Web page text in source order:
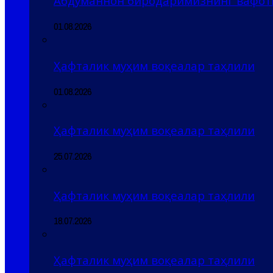
01.08.2026
Ҳафталик муҳим воқеалар таҳлили
01.08.2026
Ҳафталик муҳим воқеалар таҳлили
25.07.2026
Ҳафталик муҳим воқеалар таҳлили
18.07.2026
Ҳафталик муҳим воқеалар таҳлили